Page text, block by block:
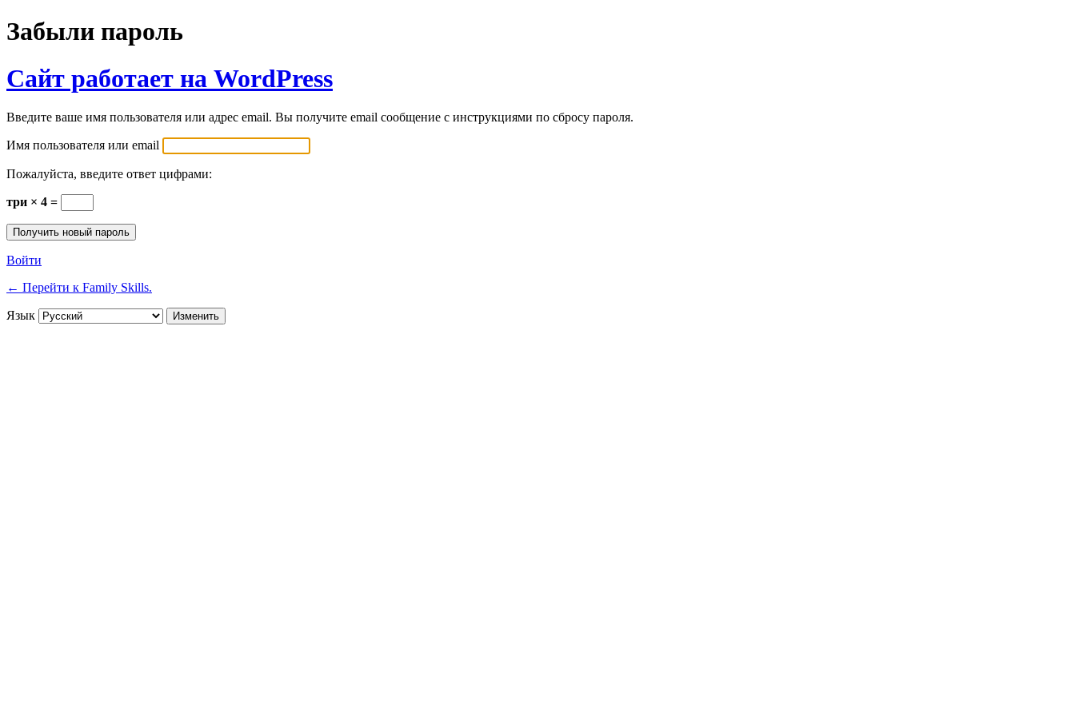
Забыли пароль
Сайт работает на WordPress
Введите ваше имя пользователя или адрес email. Вы получите email сообщение с инструкциями по сбросу пароля.
Имя пользователя или email
Пожалуйста, введите ответ цифрами:
три × 4 =
Войти
← Перейти к Family Skills.
Язык